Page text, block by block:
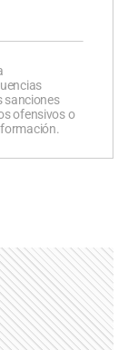
sanciones
ofensivos o